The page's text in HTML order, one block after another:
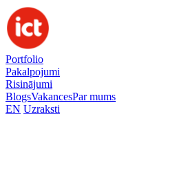
Portfolio
Pakalpojumi
Risinājumi
BlogsVakancesPar mums
EN Uzraksti